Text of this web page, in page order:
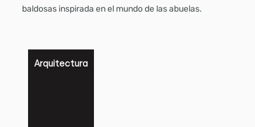
baldosas inspirada en el mundo de las abuelas.
Arquitectura